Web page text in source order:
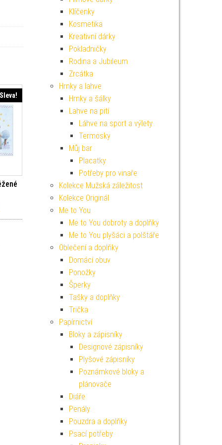
Sleva!
cena byla: 169 Kč.
Aktuální cena je: 152 Kč.
Klíčenky
Kosmetika
Kreativní dárky
Pokladničky
Rodina a Jubileum
Zrcátka
Hrnky a lahve
Hrnky a šálky
Lahve na pití
Láhve na sport a výlety
Termosky
Můj bar
Placatky
Potřeby pro vinaře
Kolekce Mužská záležitost
Kolekce Originál
Me to You
Me to You dobroty a doplňky
Me to You plyšáci a polštáře
Oblečení a doplňky
Domácí obuv
Ponožky
Šperky
Tašky a doplňky
Trička
Papírnictví
Bloky a zápisníky
Designové zápisníky
Plyšové zápisníky
Poznámkové bloky a
plánovače
Diáře
Penály
Pouzdra a doplňky
Psací potřeby